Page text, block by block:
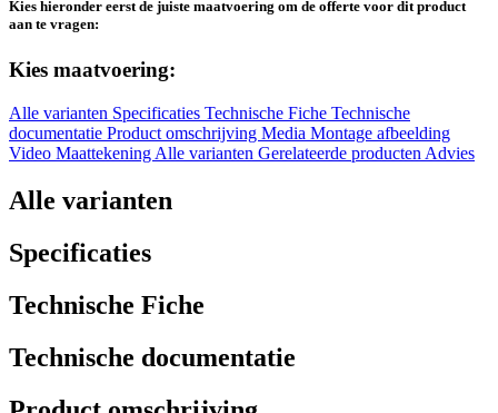
Kies hieronder eerst de juiste maatvoering om de offerte voor dit product
aan te vragen:
Kies maatvoering:
Alle varianten Specificaties Technische Fiche Technische
documentatie Product omschrijving Media Montage afbeelding
Video Maattekening Alle varianten Gerelateerde producten Advies
Alle varianten
Specificaties
Technische Fiche
Technische documentatie